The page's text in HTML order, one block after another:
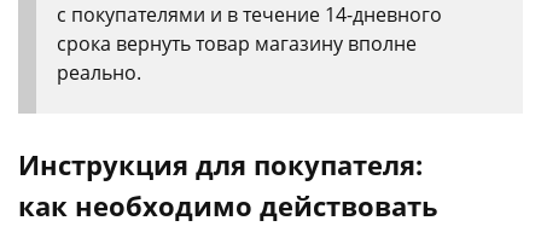
с покупателями и в течение 14-дневного
срока вернуть товар магазину вполне
реально.
Инструкция для покупателя:
как необходимо действовать